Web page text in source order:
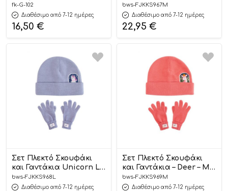
Δεινόσαυρος Μπλε G-102
– Fiko
fk-G-102
Διαθέσιμο από 7-12 ημέρες
16,50 €
– FlapjackKids
bws-FJKKS967M
Διαθέσιμο από 7-12 ημέρες
22,95 €
Σετ Πλεκτό Σκουφάκι
και Γαντάκια Unicorn L –
FlapjackKids
bws-FJKKS968L
Διαθέσιμο από 7-12 ημέρες
Σετ Πλεκτό Σκουφάκι
και Γαντάκια – Deer – M –
FlapjackKids
bws-FJKKS969M
Διαθέσιμο από 7-12 ημέρες